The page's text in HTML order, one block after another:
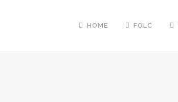
HOME FOLC